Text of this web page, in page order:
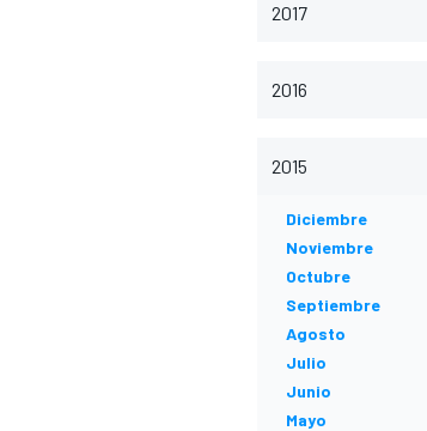
2017
2016
2015
Diciembre
Noviembre
Octubre
Septiembre
Agosto
Julio
Junio
Mayo